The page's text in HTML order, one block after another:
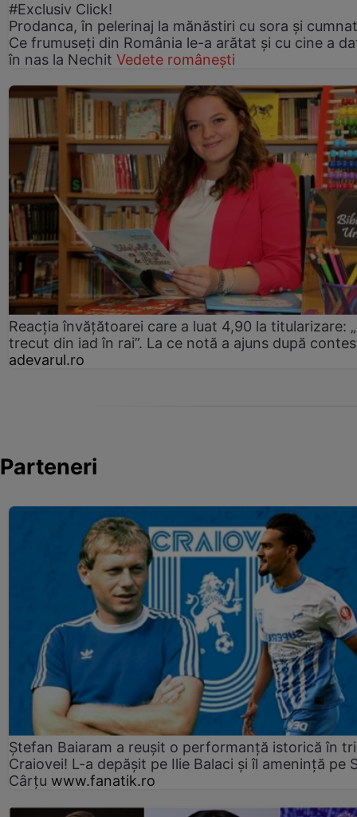
#Exclusiv Click!
Prodanca, în pelerinaj la mănăstiri cu sora și
Ce frumuseți din România le-a arătat și cu cine a
în nas la Nechit Vedete românești
Reacția învățătoarei care a luat 4,90 la titularizare:
trecut din iad în rai”. La ce notă a ajuns după
adevarul.ro
Parteneri
Ștefan Baiaram a reușit o performanță istorică în
Craiovei! L-a depășit pe Ilie Balaci și îl amenință pe
Cârțu www.fanatik.ro